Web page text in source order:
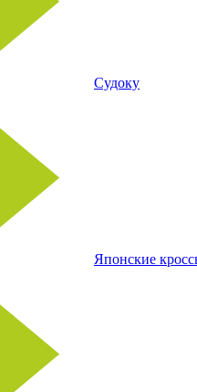
Судоку
Японские